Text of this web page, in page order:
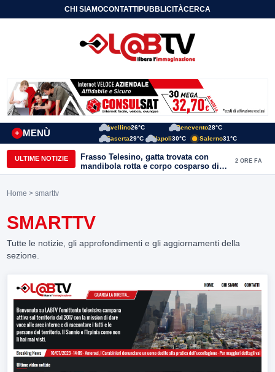
CHI SIAMOCONTATTIPUBBLICITÀCERCA
MENÙ
+
Avellino26°C Benevento28°C
Caserta29°C Napoli30°C Salerno31°C
ULTIME NOTIZIE
Frasso Telesino, gatta trovata con
mandibola rotta e corpo cosparso di
colla: “Atto di inaudita crudeltà”
2 ORE FA
Home > smarttv
SMARTTV
Tutte le notizie, gli approfondimenti e gli aggiornamenti della
sezione.